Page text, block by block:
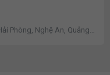
Phòng, Nghệ An, Quảng